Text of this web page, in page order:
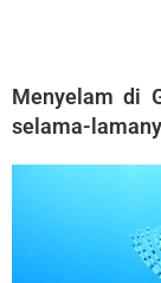
Menyelam di
selama-